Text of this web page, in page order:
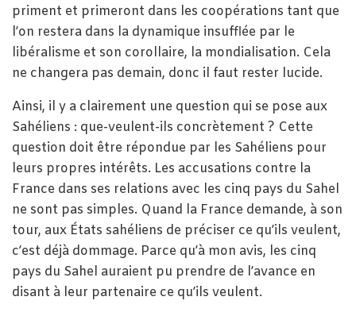
priment et primeront dans les coopérations tant que
l’on restera dans la dynamique insufflée par le
libéralisme et son corollaire, la mondialisation. Cela
ne changera pas demain, donc il faut rester lucide.
Ainsi, il y a clairement une question qui se pose aux
Sahéliens : que-veulent-ils concrètement ? Cette
question doit être répondue par les Sahéliens pour
leurs propres intérêts. Les accusations contre la
France dans ses relations avec les cinq pays du Sahel
ne sont pas simples. Quand la France demande, à son
tour, aux États sahéliens de préciser ce qu’ils veulent,
c’est déjà dommage. Parce qu’à mon avis, les cinq
pays du Sahel auraient pu prendre de l’avance en
disant à leur partenaire ce qu’ils veulent.